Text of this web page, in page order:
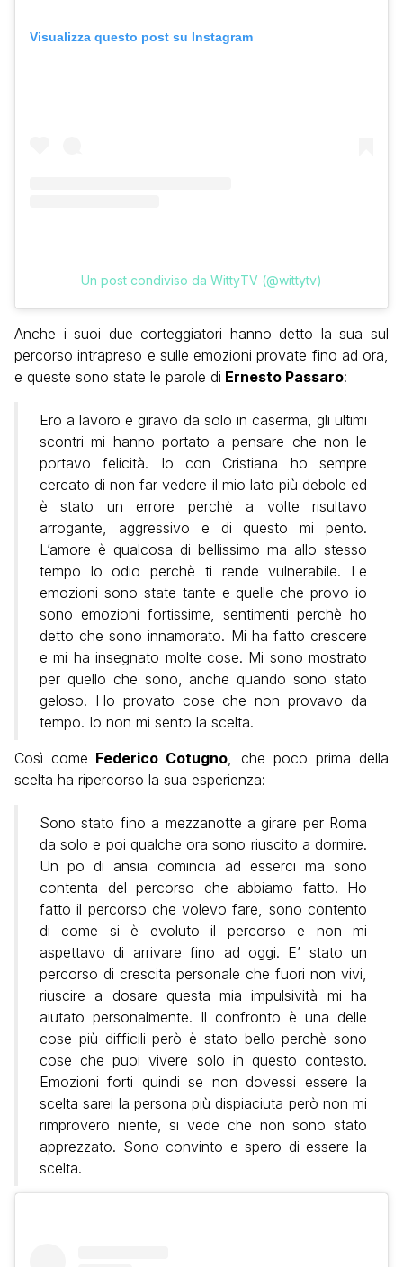
Visualizza questo post su Instagram
Un post condiviso da WittyTV (@wittytv)
Anche i suoi due corteggiatori hanno detto la sua sul
percorso intrapreso e sulle emozioni provate fino ad ora,
e queste sono state le parole di Ernesto Passaro:
Ero a lavoro e giravo da solo in caserma, gli ultimi
scontri mi hanno portato a pensare che non le
portavo felicità. Io con Cristiana ho sempre
cercato di non far vedere il mio lato più debole ed
è stato un errore perchè a volte risultavo
arrogante, aggressivo e di questo mi pento.
L’amore è qualcosa di bellissimo ma allo stesso
tempo lo odio perchè ti rende vulnerabile. Le
emozioni sono state tante e quelle che provo io
sono emozioni fortissime, sentimenti perchè ho
detto che sono innamorato. Mi ha fatto crescere
e mi ha insegnato molte cose. Mi sono mostrato
per quello che sono, anche quando sono stato
geloso. Ho provato cose che non provavo da
tempo. Io non mi sento la scelta.
Così come Federico Cotugno , che poco prima della
scelta ha ripercorso la sua esperienza:
Sono stato fino a mezzanotte a girare per Roma
da solo e poi qualche ora sono riuscito a dormire.
Un po di ansia comincia ad esserci ma sono
contenta del percorso che abbiamo fatto. Ho
fatto il percorso che volevo fare, sono contento
di come si è evoluto il percorso e non mi
aspettavo di arrivare fino ad oggi. E’ stato un
percorso di crescita personale che fuori non vivi,
riuscire a dosare questa mia impulsività mi ha
aiutato personalmente. Il confronto è una delle
cose più difficili però è stato bello perchè sono
cose che puoi vivere solo in questo contesto.
Emozioni forti quindi se non dovessi essere la
scelta sarei la persona più dispiaciuta però non mi
rimprovero niente, si vede che non sono stato
apprezzato. Sono convinto e spero di essere la
scelta.